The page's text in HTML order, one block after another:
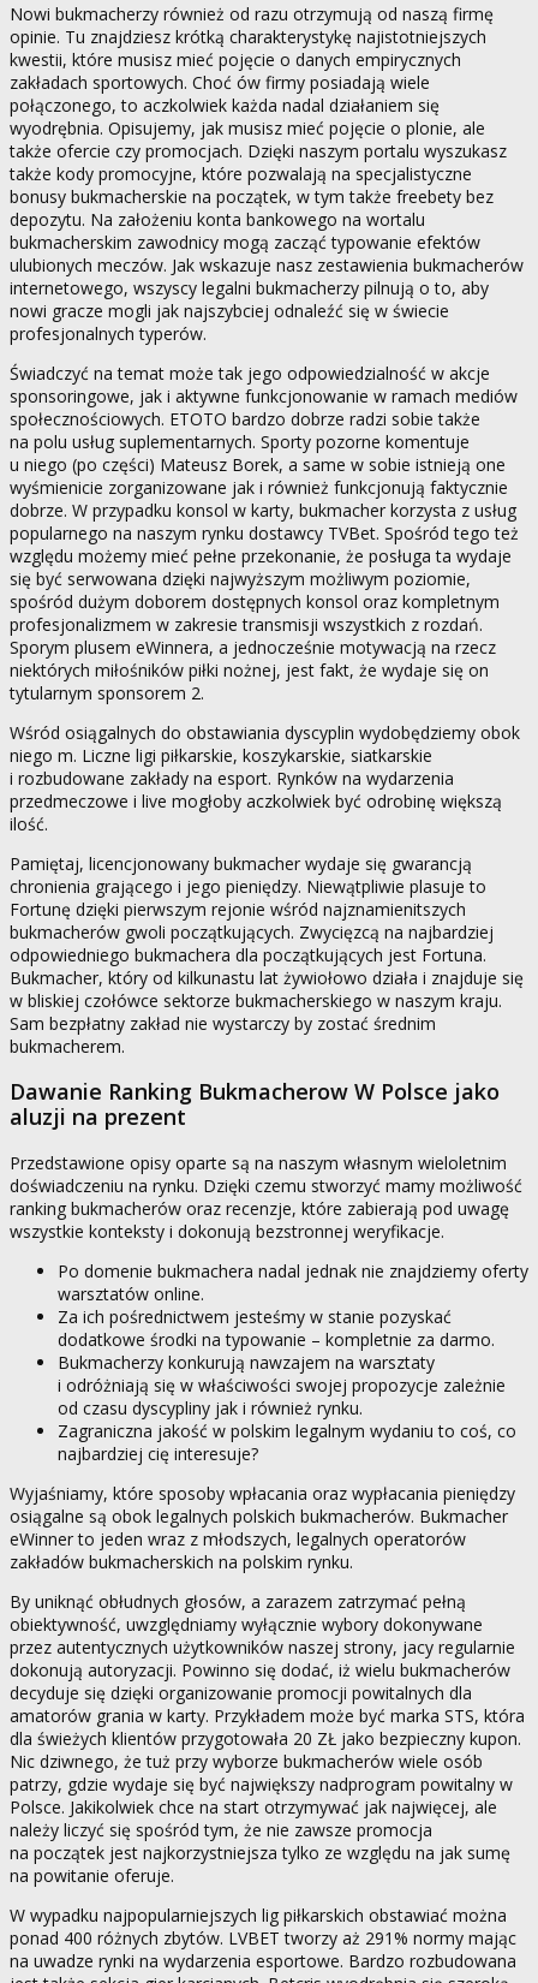
Nowi bukmacherzy również od razu otrzymują od naszą firmę
opinie. Tu znajdziesz krótką charakterystykę najistotniejszych
kwestii, które musisz mieć pojęcie o danych empirycznych
zakładach sportowych. Choć ów firmy posiadają wiele
połączonego, to aczkolwiek każda nadal działaniem się
wyodrębnia. Opisujemy, jak musisz mieć pojęcie o plonie, ale
także ofercie czy promocjach. Dzięki naszym portalu wyszukasz
także kody promocyjne, które pozwalają na specjalistyczne
bonusy bukmacherskie na początek, w tym także freebety bez
depozytu. Na założeniu konta bankowego na wortalu
bukmacherskim zawodnicy mogą zacząć typowanie efektów
ulubionych meczów. Jak wskazuje nasz zestawienia bukmacherów
internetowego, wszyscy legalni bukmacherzy pilnują o to, aby
nowi gracze mogli jak najszybciej odnaleźć się w świecie
profesjonalnych typerów.
Świadczyć na temat może tak jego odpowiedzialność w akcje
sponsoringowe, jak i aktywne funkcjonowanie w ramach mediów
społecznościowych. ETOTO bardzo dobrze radzi sobie także
na polu usług suplementarnych. Sporty pozorne komentuje
u niego (po części) Mateusz Borek, a same w sobie istnieją one
wyśmienicie zorganizowane jak i również funkcjonują faktycznie
dobrze. W przypadku konsol w karty, bukmacher korzysta z usług
popularnego na naszym rynku dostawcy TVBet. Spośród tego też
względu możemy mieć pełne przekonanie, że posługa ta wydaje
się być serwowana dzięki najwyższym możliwym poziomie,
spośród dużym doborem dostępnych konsol oraz kompletnym
profesjonalizmem w zakresie transmisji wszystkich z rozdań.
Sporym plusem eWinnera, a jednocześnie motywacją na rzecz
niektórych miłośników piłki nożnej, jest fakt, że wydaje się on
tytularnym sponsorem 2.
Wśród osiągalnych do obstawiania dyscyplin wydobędziemy obok
niego m. Liczne ligi piłkarskie, koszykarskie, siatkarskie
i rozbudowane zakłady na esport. Rynków na wydarzenia
przedmeczowe i live mogłoby aczkolwiek być odrobinę większą
ilość.
Pamiętaj, licencjonowany bukmacher wydaje się gwarancją
chronienia grającego i jego pieniędzy. Niewątpliwie plasuje to
Fortunę dzięki pierwszym rejonie wśród najznamienitszych
bukmacherów gwoli początkujących. Zwycięzcą na najbardziej
odpowiedniego bukmachera dla początkujących jest Fortuna.
Bukmacher, który od kilkunastu lat żywiołowo działa i znajduje się
w bliskiej czołówce sektorze bukmacherskiego w naszym kraju.
Sam bezpłatny zakład nie wystarczy by zostać średnim
bukmacherem.
Dawanie Ranking Bukmacherow W Polsce jako
aluzji na prezent
Przedstawione opisy oparte są na naszym własnym wieloletnim
doświadczeniu na rynku. Dzięki czemu stworzyć mamy możliwość
ranking bukmacherów oraz recenzje, które zabierają pod uwagę
wszystkie konteksty i dokonują bezstronnej weryfikacje.
Po domenie bukmachera nadal jednak nie znajdziemy oferty
warsztatów online.
Za ich pośrednictwem jesteśmy w stanie pozyskać
dodatkowe środki na typowanie – kompletnie za darmo.
Bukmacherzy konkurują nawzajem na warsztaty
i odróżniają się w właściwości swojej propozycje zależnie
od czasu dyscypliny jak i również rynku.
Zagraniczna jakość w polskim legalnym wydaniu to coś, co
najbardziej cię interesuje?
Wyjaśniamy, które sposoby wpłacania oraz wypłacania pieniędzy
osiągalne są obok legalnych polskich bukmacherów. Bukmacher
eWinner to jeden wraz z młodszych, legalnych operatorów
zakładów bukmacherskich na polskim rynku.
By uniknąć obłudnych głosów, a zarazem zatrzymać pełną
obiektywność, uwzględniamy wyłącznie wybory dokonywane
przez autentycznych użytkowników naszej strony, jacy regularnie
dokonują autoryzacji. Powinno się dodać, iż wielu bukmacherów
decyduje się dzięki organizowanie promocji powitalnych dla
amatorów grania w karty. Przykładem może być marka STS, która
dla świeżych klientów przygotowała 20 ZŁ jako bezpieczny kupon.
Nic dziwnego, że tuż przy wyborze bukmacherów wiele osób
patrzy, gdzie wydaje się być największy nadprogram powitalny w
Polsce. Jakikolwiek chce na start otrzymywać jak najwięcej, ale
należy liczyć się spośród tym, że nie zawsze promocja
na początek jest najkorzystniejsza tylko ze względu na jak sumę
na powitanie oferuje.
W wypadku najpopularniejszych lig piłkarskich obstawiać można
ponad 400 różnych zbytów. LVBET tworzy aż 291% normy mając
na uwadze rynki na wydarzenia esportowe. Bardzo rozbudowana